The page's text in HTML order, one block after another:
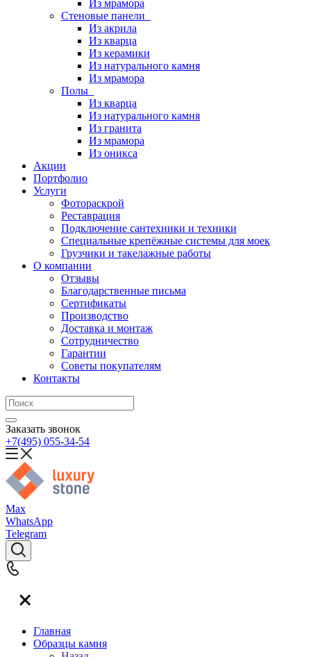
Из мрамора
Стеновые панели
Из акрила
Из кварца
Из керамики
Из натурального камня
Из мрамора
Полы
Из кварца
Из натурального камня
Из гранита
Из мрамора
Из оникса
Акции
Портфолио
Услуги
Фотораскрой
Реставрация
Подключение сантехники и техники
Специальные крепёжные системы для моек
Грузчики и такелажные работы
О компании
Отзывы
Благодарственные письма
Сертификаты
Производство
Доставка и монтаж
Сотрудничество
Гарантии
Советы покупателям
Контакты
Заказать звонок
+7(495) 055-34-54
Max
WhatsApp
Telegram
Главная
Образцы камня